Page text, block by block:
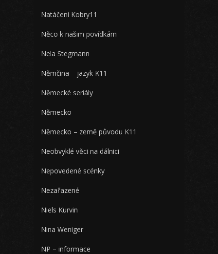
Natáčení Kobry11
Něco k našim povídkám
Nela Stegmann
Němčina – jazyk K11
Německé seriály
Německo
Německo – země původu K11
Neobvyklé věci na dálnici
Nepovedené scénky
Nezařazené
Niels Kurvin
Nina Weniger
NP – informace